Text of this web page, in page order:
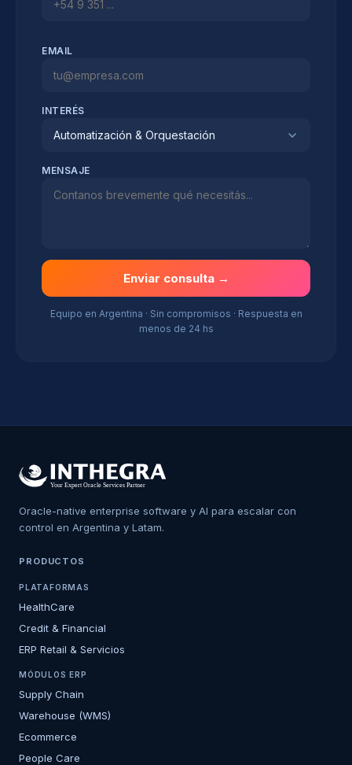
EMAIL
INTERÉS
Automatización & Orquestación
MENSAJE
Enviar consulta →
Equipo en Argentina · Sin compromisos · Respuesta en
menos de 24 hs
Oracle-native enterprise software y AI para escalar con
control en Argentina y Latam.
PRODUCTOS
PLATAFORMAS
HealthCare
Credit & Financial
ERP Retail & Servicios
MÓDULOS ERP
Supply Chain
Warehouse (WMS)
Ecommerce
People Care